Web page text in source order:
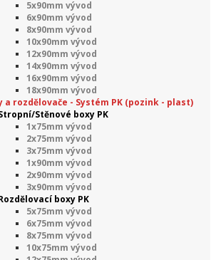
5x90mm vývod
6x90mm vývod
8x90mm vývod
10x90mm vývod
12x90mm vývod
14x90mm vývod
16x90mm vývod
18x90mm vývod
a rozdělovače - Systém PK (pozink - plast)
Stěnové boxy PK
1x75mm vývod
2x75mm vývod
3x75mm vývod
1x90mm vývod
2x90mm vývod
3x90mm vývod
boxy PK
5x75mm vývod
6x75mm vývod
8x75mm vývod
10x75mm vývod